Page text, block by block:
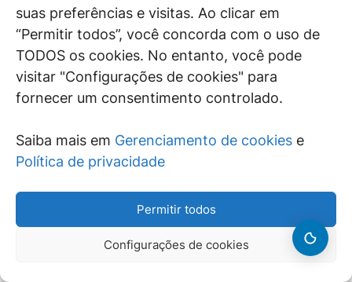
suas preferências e visitas. Ao clicar em
“Permitir todos”, você concorda com o uso de
TODOS os cookies. No entanto, você pode
visitar "Configurações de cookies" para
fornecer um consentimento controlado.
Saiba mais em Gerenciamento de cookies e
Política de privacidade
Permitir todos
Configurações de cookies
Falso. Ainda não há nenhuma vacina ou
medicamento com eficácia comprovada contra o
coronavírus. Caso manifeste sintomas como febre
e dificuldade de respirar e tenha retornado de
viagem a países com ocorrência do vírus ou
entrado em contato com pacientes confirmados,
orientações dos médicos.
De acordo com orientações da Agência Nacional
saúde devem cobrir o teste para o coronavírus. O
Sistema Único de Saúde (SUS) também oferece o
exame.
Médicos tailandeses curam paciente com